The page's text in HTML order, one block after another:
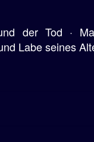
der Tod ·
Labe seines